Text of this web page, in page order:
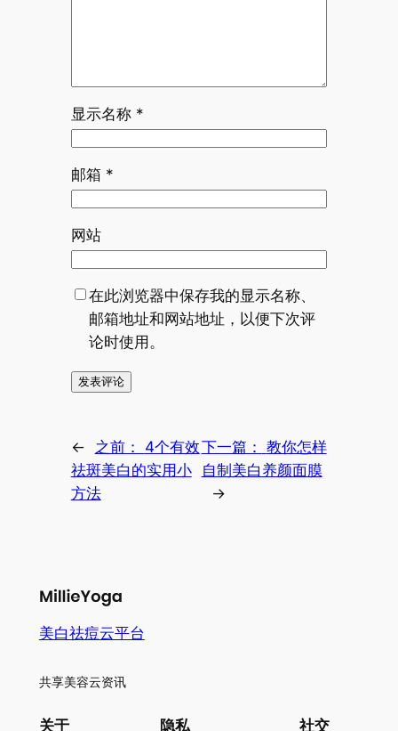
显示名称 *
邮箱 *
网站
在此浏览器中保存我的显示名称、
邮箱地址和网站地址，以便下次评
论时使用。
← 之前： 4个有效
祛斑美白的实用小
方法
下一篇： 教你怎样
自制美白养颜面膜
→
美白祛痘云平台
共享美容云资讯
关于 隐私 社交